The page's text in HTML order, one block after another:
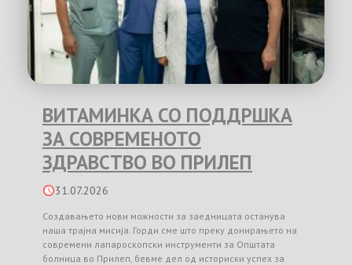
ВИТАМИНКА СО ПОДДРШКА
ЗА СОВРЕМЕНОТО
ЗДРАВСТВО ВО ПРИЛЕП
31.07.2026
Создавањето нови можности за заедницата останува
наша трајна мисија. Горди сме што преку донирањето на
современи лапароскопски инструменти за Општата
болница во Прилеп, бевме дел од историски успех за